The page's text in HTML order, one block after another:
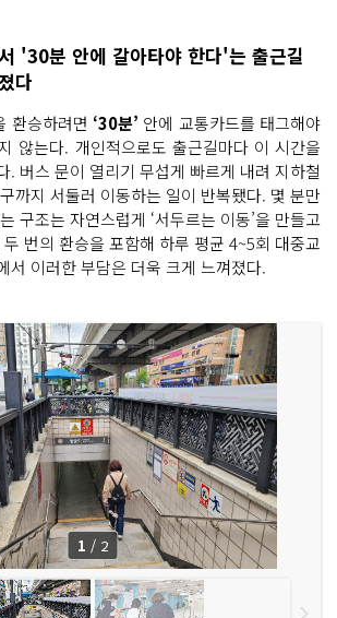
'30분 안에 갈아타야 한다'는 출근길
다
환승하려면 ‘30분’ 안에 교통카드를 태그해야
않는다. 개인적으로도 출근길마다 이 시간을
. 버스 문이 열리기 무섭게 빠르게 내려 지하철
까지 서둘러 이동하는 일이 반복됐다. 몇 분만
구조는 자연스럽게 ‘서두르는 이동’을 만들고
번의 환승을 포함해 하루 평균 4~5회 대중교
서 이러한 부담은 더욱 크게 느껴졌다.
1 / 2